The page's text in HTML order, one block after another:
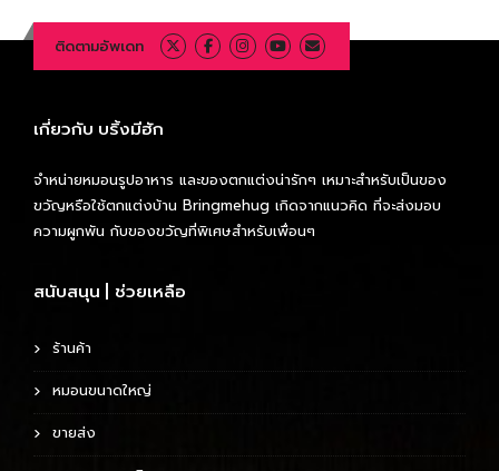
ติดตามอัพเดท
เกี่ยวกับ บริ้งมีฮัก
จำหน่ายหมอนรูปอาหาร และของตกแต่งน่ารักๆ เหมาะสำหรับเป็นของ
ขวัญหรือใช้ตกแต่งบ้าน Bringmehug เกิดจากแนวคิด ที่จะส่งมอบ
ความผูกพัน กับของขวัญที่พิเศษสำหรับเพื่อนๆ
สนับสนุน | ช่วยเหลือ
ร้านค้า
หมอนขนาดใหญ่
ขายส่ง